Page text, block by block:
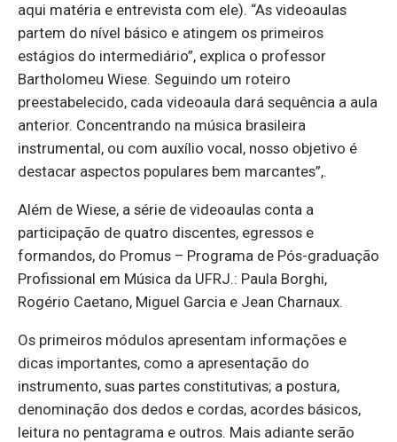
aqui matéria e entrevista com ele). “As videoaulas
partem do nível básico e atingem os primeiros
estágios do intermediário”, explica o professor
Bartholomeu Wiese. Seguindo um roteiro
preestabelecido, cada videoaula dará sequência a aula
anterior. Concentrando na música brasileira
instrumental, ou com auxílio vocal, nosso objetivo é
destacar aspectos populares bem marcantes”,.
Além de Wiese, a série de videoaulas conta a
participação de quatro discentes, egressos e
formandos, do Promus – Programa de Pós-graduação
Profissional em Música da UFRJ.: Paula Borghi,
Rogério Caetano, Miguel Garcia e Jean Charnaux.
Os primeiros módulos apresentam informações e
dicas importantes, como a apresentação do
instrumento, suas partes constitutivas; a postura,
denominação dos dedos e cordas, acordes básicos,
leitura no pentagrama e outros. Mais adiante serão